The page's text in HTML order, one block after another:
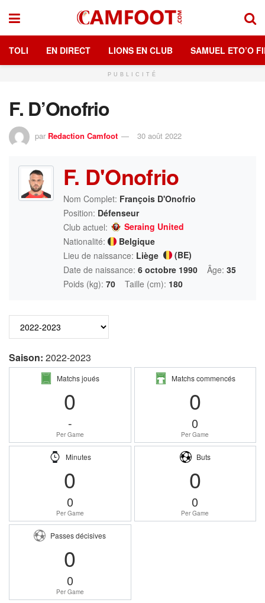
TOLI EN DIRECT LIONS EN CLUB SAMUEL ETO’O
PUBLICITÉ
F. D’Onofrio
par Redaction Camfoot 30 août 2022
F. D'Onofrio
Nom Complet: François D'Onofrio
Position: Défenseur
Club actuel:
Seraing United
Nationalité:
Belgique
Lieu de naissance: Liège
(BE)
Date de naissance: 6 octobre 1990 Âge: 35
Poids (kg): 70 Taille (cm): 180
Saison: 2022-2023
Matchs joués
0
-
Per Game
Matchs commencés
0
0
Per Game
Minutes
0
0
Per Game
Buts
0
0
Per Game
Passes décisives
0
0
Per Game